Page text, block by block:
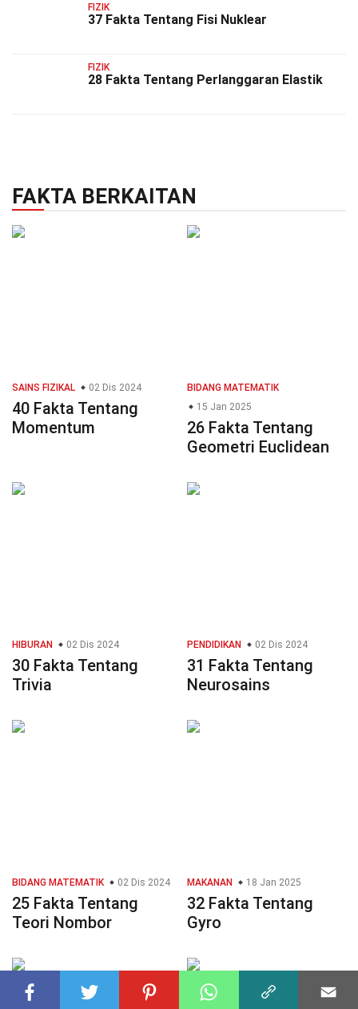
FIZIK
37 Fakta Tentang Fisi Nuklear
FIZIK
28 Fakta Tentang Perlanggaran Elastik
FAKTA BERKAITAN
SAINS FIZIKAL 02 Dis 2024
40 Fakta Tentang
Momentum
BIDANG MATEMATIK
15 Jan 2025
26 Fakta Tentang
Geometri Euclidean
HIBURAN 02 Dis 2024
30 Fakta Tentang
Trivia
PENDIDIKAN 02 Dis 2024
31 Fakta Tentang
Neurosains
BIDANG MATEMATIK 02 Dis 2024
25 Fakta Tentang
Teori Nombor
MAKANAN 18 Jan 2025
32 Fakta Tentang
Gyro